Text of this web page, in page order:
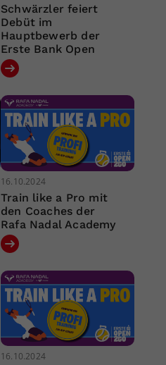
Schwärzler feiert
Debüt im
Hauptbewerb der
Erste Bank Open
16.10.2024
Train like a Pro mit
den Coaches der
Rafa Nadal Academy
16.10.2024